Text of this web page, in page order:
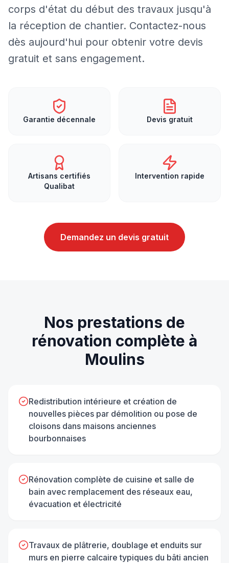
corps d'état du début des travaux jusqu'à
la réception de chantier. Contactez-nous
dès aujourd'hui pour obtenir votre devis
gratuit et sans engagement.
Garantie décennale Devis gratuit
Artisans certifiés
Qualibat
Intervention rapide
Demandez un devis gratuit
Nos prestations de
rénovation complète à
Moulins
Redistribution intérieure et création de
nouvelles pièces par démolition ou pose de
cloisons dans maisons anciennes
bourbonnaises
Rénovation complète de cuisine et salle de
bain avec remplacement des réseaux eau,
évacuation et électricité
Travaux de plâtrerie, doublage et enduits sur
murs en pierre calcaire typiques du bâti ancien